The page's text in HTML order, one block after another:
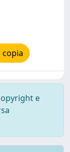
copia
e